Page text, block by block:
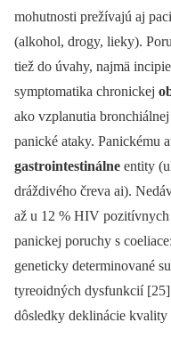
mohutnosti prežívajú aj
(alkohol, drogy, lieky).
tiež do úvahy, najmä
symptomatika chronickej
ako vzplanutia
panické ataky. Panickému
gastrointestinálne entity
dráždivého čreva ai).
až u 12 % HIV
panickej poruchy s
geneticky determinované
tyreoidných dysfunkcií
dôsledky deklinácie